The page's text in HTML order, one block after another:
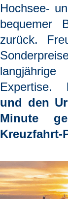
Hochsee-
bequemer
zurück.
Expertise.
und den
Minute
Kreuzfahrt-